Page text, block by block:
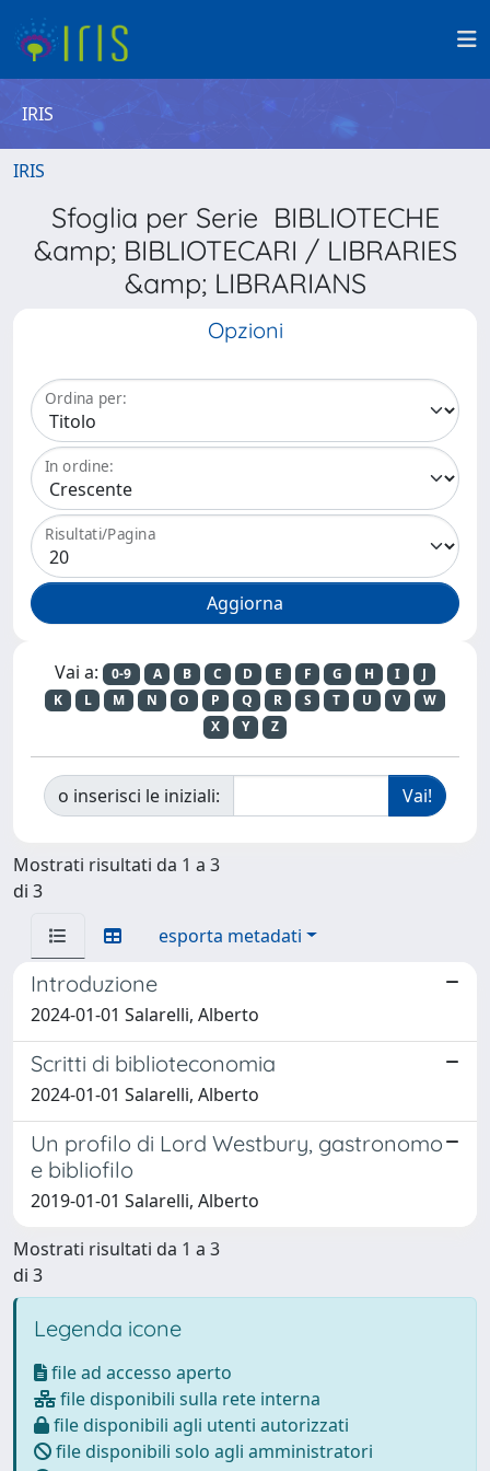
IRIS
IRIS
Sfoglia per Serie BIBLIOTECHE
&amp; BIBLIOTECARI / LIBRARIES
&amp; LIBRARIANS
Opzioni
Ordina per:
In ordine:
Risultati/Pagina
Vai a: 0-9 A B C D E F G H I
J
K
L M N O P Q R S T U V
W
X
Y Z
o inserisci le iniziali:
Mostrati risultati da 1 a 3
di 3
esporta metadati
Introduzione
2024-01-01 Salarelli, Alberto
Scritti di biblioteconomia
2024-01-01 Salarelli, Alberto
Un profilo di Lord Westbury, gastronomo
e bibliofilo
2019-01-01 Salarelli, Alberto
Mostrati risultati da 1 a 3
di 3
Legenda icone
file ad accesso aperto
file disponibili sulla rete interna
file disponibili agli utenti autorizzati
file disponibili solo agli amministratori